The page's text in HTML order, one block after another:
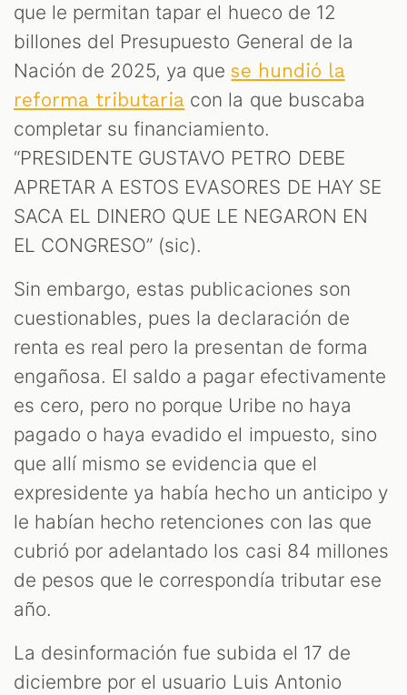
que le permitan tapar el hueco de 12
billones del Presupuesto General de la
Nación de 2025, ya quese hundió la
reforma tributaria con la que buscaba
completar su financiamiento.
“PRESIDENTE GUSTAVO PETRO DEBE
APRETAR A ESTOS EVASORES DE HAY SE
SACA EL DINERO QUE LE NEGARON EN
EL CONGRESO” (sic).
Sin embargo, estas publicaciones son
cuestionables, pues la declaración de
renta es real pero la presentan de forma
engañosa. El saldo a pagar efectivamente
es cero, pero no porque Uribe no haya
pagado o haya evadido el impuesto, sino
que allí mismo se evidencia que el
expresidente ya había hecho un anticipo y
le habían hecho retenciones con las que
cubrió por adelantado los casi 84 millones
de pesos que le correspondía tributar ese
año.
La desinformación fue subida el 17 de
diciembre por el usuario Luis Antonio